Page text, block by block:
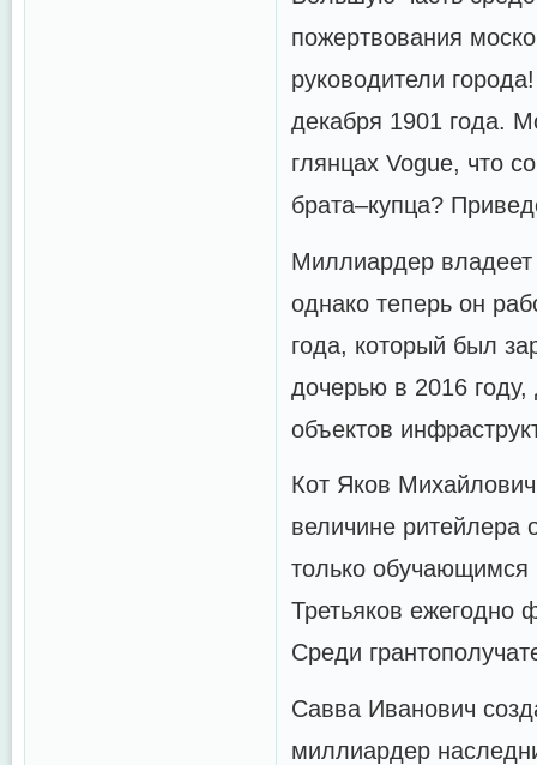
пожертвования
руководители
декабря 1901 года.
глянцах Vogue, что
брата–купца?
Миллиардер
однако теперь он
года, который был
дочерью в 2016
объектов
Кот Яков
величине
только обучающимся
Третьяков ежегодно
Среди
Савва Иванович
миллиардер